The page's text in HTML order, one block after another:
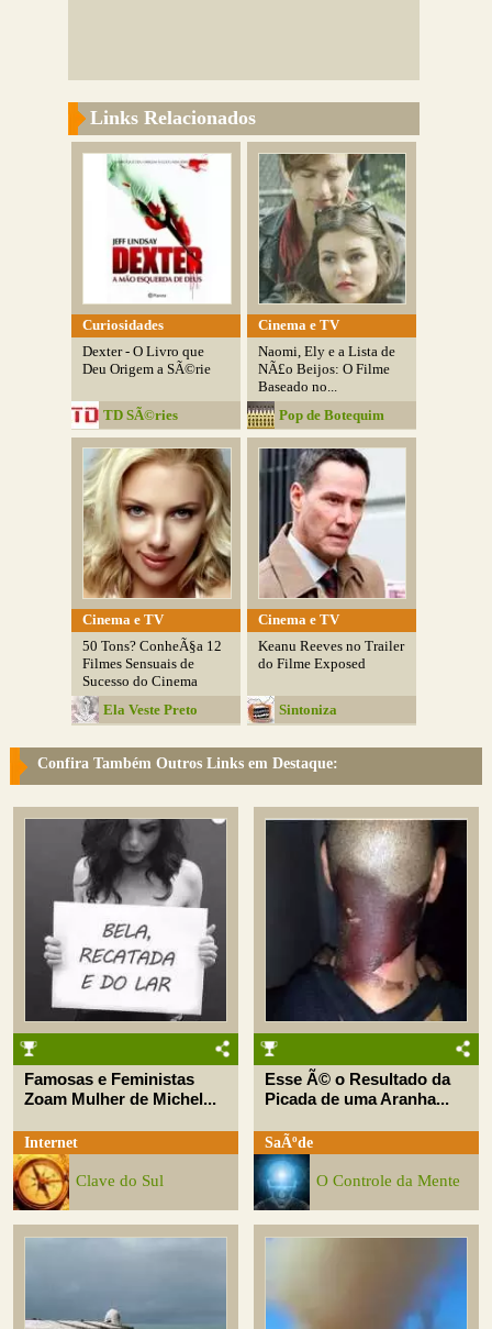
Links Relacionados
Curiosidades
Dexter - O Livro que
Deu Origem a SÃ©rie
TD SÃ©ries
Cinema e TV
Naomi, Ely e a Lista de
NÃ£o Beijos: O Filme
Baseado no...
Pop de Botequim
Cinema e TV
50 Tons? ConheÃ§a 12
Filmes Sensuais de
Sucesso do Cinema
Ela Veste Preto
Cinema e TV
Keanu Reeves no Trailer
do Filme Exposed
Sintoniza
Confira Também Outros Links em Destaque:
Famosas e Feministas
Zoam Mulher de Michel...
Internet
Clave do Sul
Esse Ã© o Resultado da
Picada de uma Aranha...
SaÃºde
O Controle da Mente